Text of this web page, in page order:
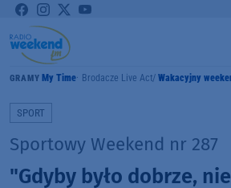
GRAMY My Time Brodacze Live Act Wakacyjny
SPORT
Sportowy Weekend nr 287
"Gdyby było dobrze,